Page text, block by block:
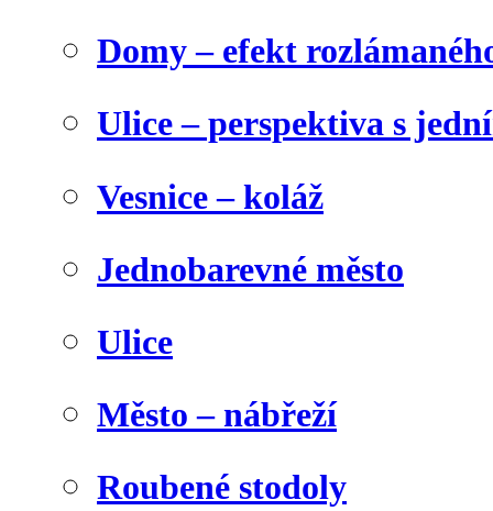
Domy – efekt
Ulice – perspektiva s
Vesnice – koláž
Jednobarevné město
Ulice
Město – nábřeží
Roubené stodoly